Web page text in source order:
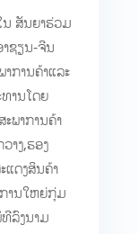
ສັນຍາ​ຮ່ວມ​
ຊຽນ-ຈີນ
ການ​ຄ້າ​ແລະ​
ານໂດຍ
ພາການຄ້າ
າງ,ຮອງ
ແດງສິນຄ້າ
ານໃຫຍ່ກຸ່ມ
ລົງນາມ